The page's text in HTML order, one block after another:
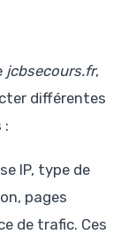
jcbsecours.fr,
différentes
:
IP, type de
pages
de trafic. Ces